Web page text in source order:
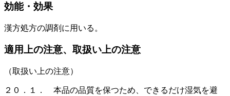
効能・効果
漢方処方の調剤に用いる。
適用上の注意、取扱い上の注意
（取扱い上の注意）
２０．１． 本品の品質を保つため、できるだけ湿気を避